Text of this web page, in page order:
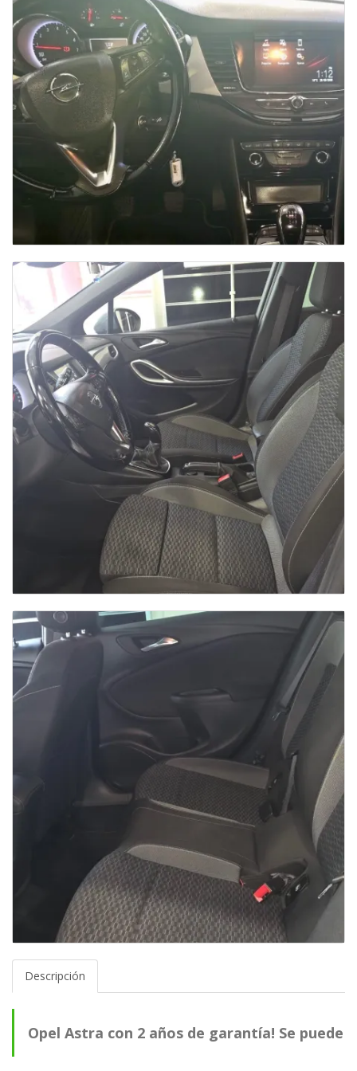
Descripción
Opel Astra con 2 años de garantía! Se puede